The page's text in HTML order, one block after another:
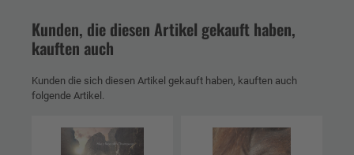
Kunden, die diesen Artikel gekauft haben,
kauften auch
Kunden die sich diesen Artikel gekauft haben, kauften auch
folgende Artikel.